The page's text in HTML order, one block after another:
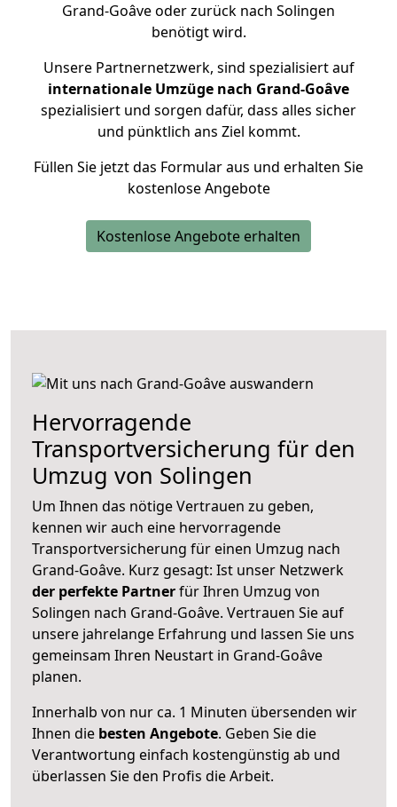
Grand-Goâve oder zurück nach Solingen
benötigt wird.
Unsere Partnernetzwerk, sind spezialisiert auf
internationale Umzüge nach Grand-Goâve
spezialisiert und sorgen dafür, dass alles sicher
und pünktlich ans Ziel kommt.
Füllen Sie jetzt das Formular aus und erhalten Sie
kostenlose Angebote
Kostenlose Angebote erhalten
Hervorragende
Transportversicherung für den
Umzug von Solingen
Um Ihnen das nötige Vertrauen zu geben,
kennen wir auch eine hervorragende
Transportversicherung für einen Umzug nach
Grand-Goâve. Kurz gesagt: Ist unser Netzwerk
der perfekte Partnerfür Ihren Umzug von
Solingen nach Grand-Goâve. Vertrauen Sie auf
unsere jahrelange Erfahrung und lassen Sie uns
gemeinsam Ihren Neustart in Grand-Goâve
planen.
Innerhalb von nur ca. 1 Minuten übersenden wir
Ihnen die besten Angebote. Geben Sie die
Verantwortung einfach kostengünstig ab und
überlassen Sie den Profis die Arbeit.